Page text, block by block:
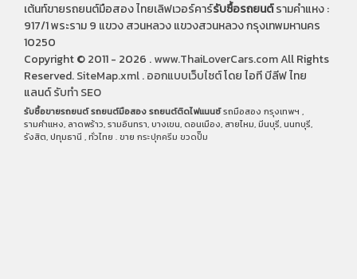
เต้นท์ขายรถยนต์มือสอง ไทยเลิฟเวอร์คาร์รับซื้อรถยนต์รามคำแหง :
917/1 พระราม 9 แขวง สวนหลวง แขวงสวนหลวง กรุงเทพมหานคร
10250
Copyright © 2011 - 2026 .www.ThaiLoverCars.comAll Rights
Reserved.SiteMap.xml.ออกแบบเว็บไซต์โดย ไอที บีลีฟ ไทย
แลนด์รับทำ SEO
รับซื้อขายรถยนต์รถยนต์มือสองรถยนต์ติดไฟแนนซ์รถมือสอง กรุงเทพฯ ,
รามคำแหง, ลาดพร้าว, รามอินทรา, บางเขน, ดอนเมือง, สายไหม, มีนบุรี, นนทบุรี,
รังสิต, ปทุมธานี , ทั่วไทย . ขาย กระปุกครีม ขวดปั๊ม